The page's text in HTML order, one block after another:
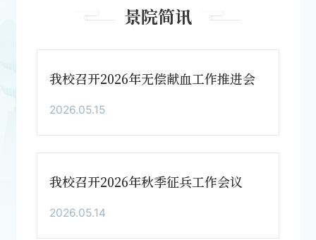
景院简讯
我校召开2026年无偿献血工作推进会
2026.05.15
我校召开2026年秋季征兵工作会议
2026.05.14